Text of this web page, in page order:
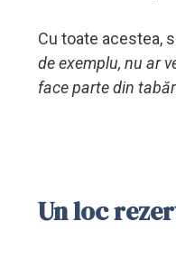
Cu toate acestea,
de exemplu, nu ar
face parte din
Un loc